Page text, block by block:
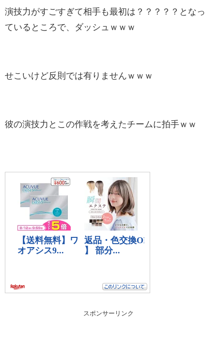
演技力がすごすぎて相手も最初は？？？？？となっ
ているところで、ダッシュｗｗｗ
せこいけど反則では有りませんｗｗｗ
彼の演技力とこの作戦を考えたチームに拍手ｗｗ
スポンサーリンク